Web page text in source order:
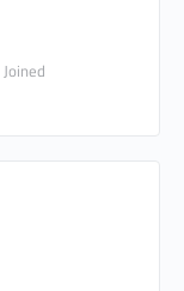
Joined فبراير 2023